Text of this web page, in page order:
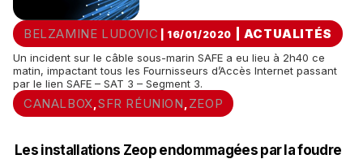
BELZAMINE LUDOVIC | 16/01/2020 ACTUALITÉS
Un incident sur le câble sous-marin SAFE a eu lieu à 2h40 ce
matin, impactant tous les Fournisseurs d’Accès Internet passant
par le lien SAFE – SAT 3 – Segment 3.
CANALBOX ,SFR RÉUNION ZEOP
Les installations Zeop endommagées par la foudre